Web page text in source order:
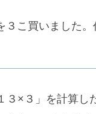
３こ買いました。
×３」を計算し